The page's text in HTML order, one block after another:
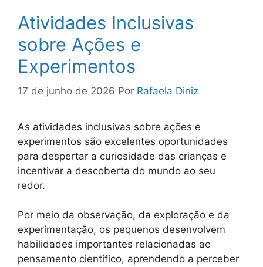
Atividades Inclusivas
sobre Ações e
Experimentos
17 de junho de 2026 Por Rafaela Diniz
As atividades inclusivas sobre ações e
experimentos são excelentes oportunidades
para despertar a curiosidade das crianças e
incentivar a descoberta do mundo ao seu
redor.
Por meio da observação, da exploração e da
experimentação, os pequenos desenvolvem
habilidades importantes relacionadas ao
pensamento científico, aprendendo a perceber